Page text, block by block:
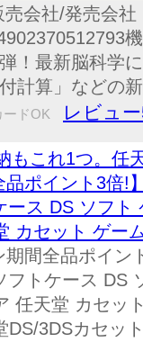
売会社/発売会
！最新脳科学
計算」などの
ドOK レビュ
もこれ1つ。任
ポイント3倍!
ース DS ソフ
カセット ゲー
期間全品ポイ
フトケース DS
任天堂 カセッ
DS/3DSカセッ